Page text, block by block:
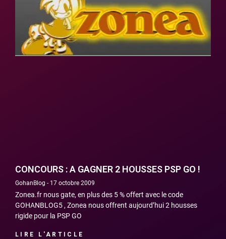
CONCOURS : A GAGNER 2 HOUSSES PSP GO !
GohanBlog 17 octobre 2009
Zonea.fr nous gate, en plus des 5 % offert avec le code
GOHANBLOG5 , Zonea nous offrent aujourd’hui 2 housses
rigide pour la PSP GO
LIRE L'ARTICLE